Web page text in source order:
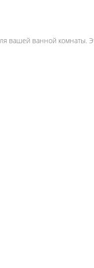
вашей ванной комнаты.